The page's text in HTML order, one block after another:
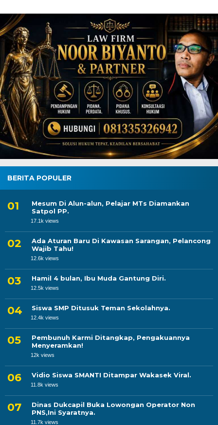
BERITA POPULER
Mesum Di Alun-alun, Pelajar MTs Diamankan
Satpol PP.
17.1k views
Ada Aturan Baru Di Kawasan Sarangan, Pelancong
Wajib Tahu!
12.6k views
Hamil 4 bulan, Ibu Muda Gantung Diri.
12.5k views
Siswa SMP Ditusuk Teman Sekolahnya.
12.4k views
Pembunuh Karmi Ditangkap, Pengakuannya
Menyeramkan!
12k views
Vidio Siswa SMANTI Ditampar Wakasek Viral.
11.8k views
Dinas Dukcapil Buka Lowongan Operator Non
PNS,Ini Syaratnya.
11.7k views